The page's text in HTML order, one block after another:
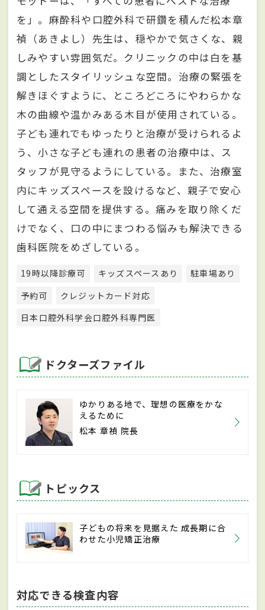
を」。麻酔科や口腔外科で研鑽を積んだ松本章
禎（あきよし）先生は、穏やかで気さくな、親
しみやすい雰囲気だ。クリニックの中は白を基
調としたスタイリッシュな空間。治療の緊張を
解きほぐすように、ところどころにやわらかな
木の曲線や温かみある木目が使用されている。
子ども連れでもゆったりと治療が受けられるよ
う、小さな子ども連れの患者の治療中は、ス
タッフが見守るようにしている。また、治療室
内にキッズスペースを設けるなど、親子で安心
して通える空間を提供する。痛みを取り除くだ
けでなく、口の中にまつわる悩みも解決できる
歯科医院をめざしている。
19時以降診療可 キッズスペースあり
駐車場あり
予約可
クレジットカード対応
日本口腔外科学会口腔外科専門医
ドクターズファイル
ゆかりある地で、理想の医療をかな
えるために
松本 章禎 院長
トピックス
子どもの将来を見据えた 成長期に合
わせた小児矯正治療
対応できる検査内容